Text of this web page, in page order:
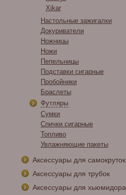
Xikar
Настольные зажигалки
Докуриватели
Ножницы
Ножи
Пепельницы
Подставки сигарные
Пробойники
Браслеты
Футляры
Сумки
Спички сигарные
Топливо
Увлажняющие пакеты
Аксессуары для самокруток
Аксессуары для трубок
Аксессуары для хьюмидора